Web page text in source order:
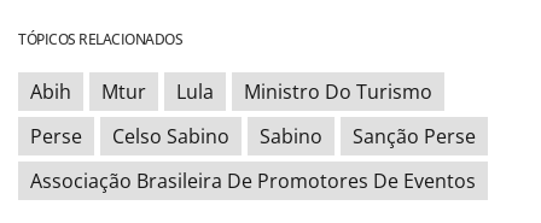
TÓPICOS RELACIONADOS
Abih Mtur Lula
Ministro Do Turismo
Perse
Celso Sabino Sabino
Sanção Perse
Associação Brasileira De Promotores De Eventos